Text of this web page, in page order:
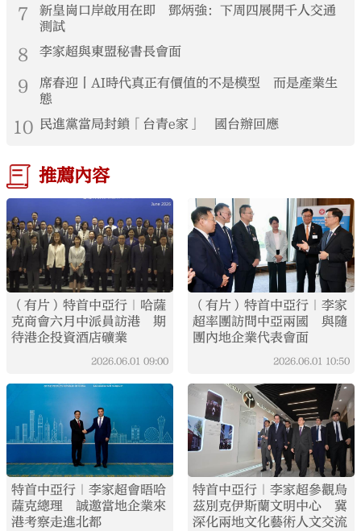
7
新皇崗口岸啟用在即 鄧炳強：下周四展開千人交通
測試
8 李家超與東盟秘書長會面
9
席春迎丨AI時代真正有價值的不是模型 而是產業生
態
10 民進黨當局封鎖「台青e家」 國台辦回應
推薦內容
（有片）特首中亞行｜哈薩
克商會六月中派員訪港 期
待港企投資酒店礦業
2026.06.01 09:00
（有片）特首中亞行｜李家
超率團訪問中亞兩國 與隨
團內地企業代表會面
2026.06.01 10:50
特首中亞行｜李家超會晤哈
薩克總理 誠邀當地企業來
港考察走進北都
特首中亞行｜李家超參觀烏
茲別克伊斯蘭文明中心 冀
深化兩地文化藝術人文交流